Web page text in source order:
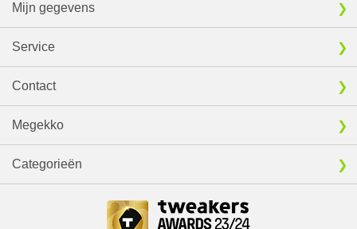
Mijn gegevens
Service
Contact
Megekko
Categorieën